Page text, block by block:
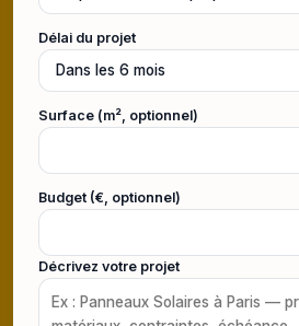
Délai du projet
Surface (m², optionnel)
Budget (€, optionnel)
Décrivez votre projet